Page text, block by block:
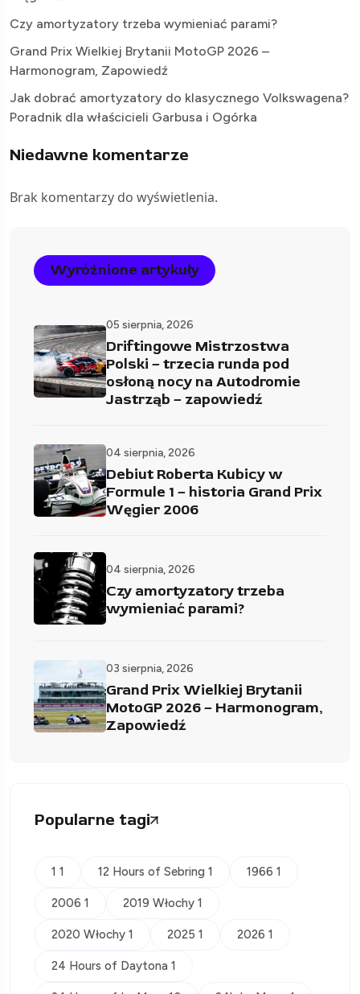
Czy amortyzatory trzeba wymieniać parami?
Grand Prix Wielkiej Brytanii MotoGP 2026 –
Harmonogram, Zapowiedź
Jak dobrać amortyzatory do klasycznego Volkswagena?
Poradnik dla właścicieli Garbusa i Ogórka
Niedawne komentarze
Brak komentarzy do wyświetlenia.
Wyróżnione artykuły
05 sierpnia, 2026
Driftingowe Mistrzostwa
Polski – trzecia runda pod
osłoną nocy na Autodromie
Jastrząb – zapowiedź
04 sierpnia, 2026
Debiut Roberta Kubicy w
Formule 1 – historia Grand Prix
Węgier 2006
04 sierpnia, 2026
Czy amortyzatory trzeba
wymieniać parami?
03 sierpnia, 2026
Grand Prix Wielkiej Brytanii
MotoGP 2026 – Harmonogram,
Zapowiedź
Popularne tagi
1 1 12 Hours of Sebring 1 1966 1
2006 1 2019 Włochy 1
2020 Włochy 1 2025 1 2026 1
24 Hours of Daytona 1